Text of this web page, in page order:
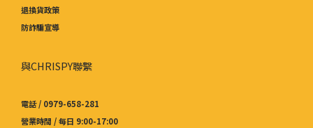
退換貨政策
防詐騙宣導
與CHRISPY聯繫
電話 / 0979-658-281
營業時間 / 每日 9:00-17:00